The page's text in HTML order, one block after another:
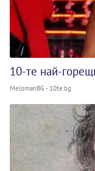
10-те най-
MelomanBG - 10te.bg